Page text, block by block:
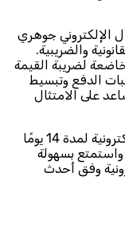
الإلكتروني جوهري
والضريبية.
لضريبة القيمة
الدفع وتبسيط
على الامتثال
وجرب برنامج الفاتورة الإلكترونية لمدة 14 يومًا
واستمتع بسهولة
وفق أحدث